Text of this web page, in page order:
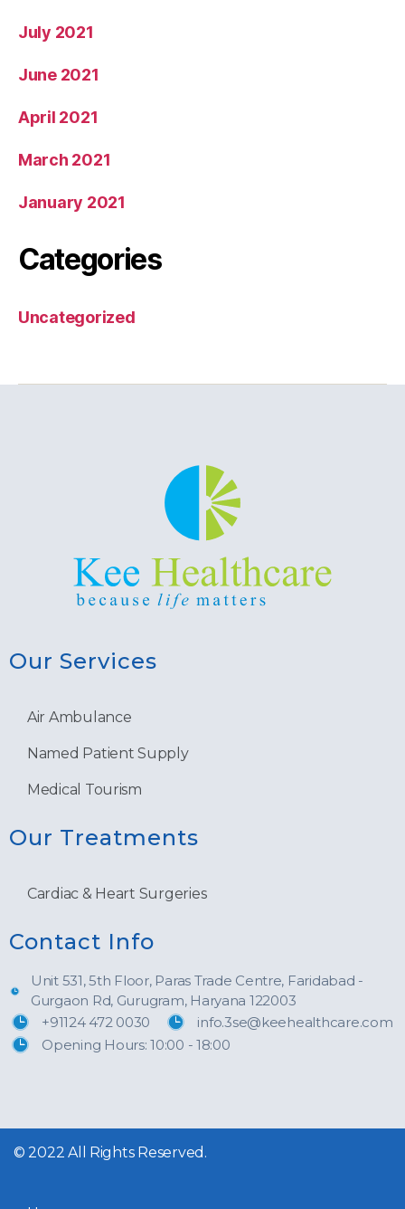
July 2021
June 2021
April 2021
March 2021
January 2021
Categories
Uncategorized
Our Services
Air Ambulance
Named Patient Supply
Medical Tourism
Our Treatments
Cardiac & Heart Surgeries
Contact Info
Unit 531, 5th Floor, Paras Trade Centre, Faridabad -
Gurgaon Rd, Gurugram, Haryana 122003
+91124 472 0030
info.3se@keehealthcare.com
Opening Hours: 10:00 - 18:00
© 2022 All Rights Reserved.